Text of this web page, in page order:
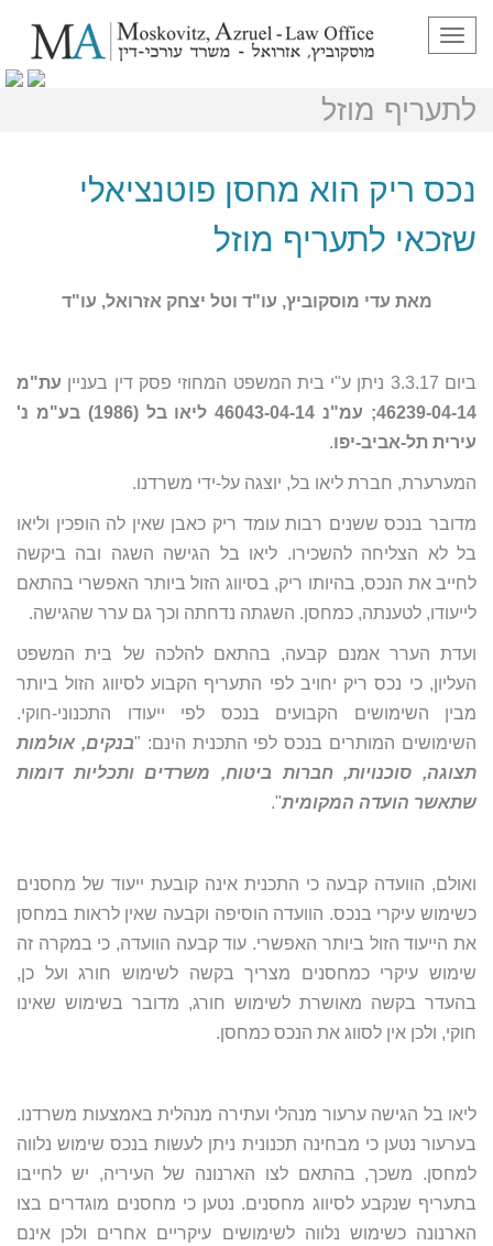
תפריט
נכס ריק הוא מחסן פוטנציאלי שזכאי
לתעריף מוזל
נכס ריק הוא מחסן פוטנציאלי
שזכאי לתעריף מוזל
מאת עדי מוסקוביץ, עו"ד וטל יצחק אזרואל, עו"ד
ביום 3.3.17 ניתן ע"י בית המשפט המחוזי פסק דין בעניין
עת"מ
46239-04-14; עמ"נ 46043-04-14 ליאו בל (1986) בע"מ נ'
עירית תל-אביב-יפו.
המערערת, חברת ליאו בל, יוצגה על-ידי משרדנו.
מדובר בנכס ששנים רבות עומד ריק כאבן שאין לה הופכין וליאו
בל לא הצליחה להשכירו. ליאו בל הגישה השגה ובה ביקשה
לחייב את הנכס, בהיותו ריק, בסיווג הזול ביותר האפשרי בהתאם
לייעודו, לטענתה, כמחסן. השגתה נדחתה וכך גם ערר שהגישה.
ועדת הערר אמנם קבעה, בהתאם להלכה של בית המשפט
העליון, כי נכס ריק יחויב לפי התעריף הקבוע לסיווג הזול ביותר
מבין השימושים הקבועים בנכס לפי ייעודו התכנוני-חוקי.
השימושים המותרים בנכס לפי התכנית הינם: "בנקים, אולמות
תצוגה, סוכנויות, חברות ביטוח, משרדים ותכליות דומות
שתאשר הועדה המקומית".
ואולם, הוועדה קבעה כי התכנית אינה קובעת ייעוד של מחסנים
כשימוש עיקרי בנכס. הוועדה הוסיפה וקבעה שאין לראות במחסן
את הייעוד הזול ביותר האפשרי. עוד קבעה הוועדה, כי במקרה זה
שימוש עיקרי כמחסנים מצריך בקשה לשימוש חורג ועל כן,
בהעדר בקשה מאושרת לשימוש חורג, מדובר בשימוש שאינו
חוקי, ולכן אין לסווג את הנכס כמחסן.
ליאו בל הגישה ערעור מנהלי ועתירה מנהלית באמצעות משרדנו.
בערעור נטען כי מבחינה תכנונית ניתן לעשות בנכס שימוש נלווה
למחסן. משכך, בהתאם לצו הארנונה של העיריה, יש לחייבו
בתעריף שנקבע לסיווג מחסנים. נטען כי מחסנים מוגדרים בצו
הארנונה כשימוש נלווה לשימושים עיקריים אחרים ולכן אינם